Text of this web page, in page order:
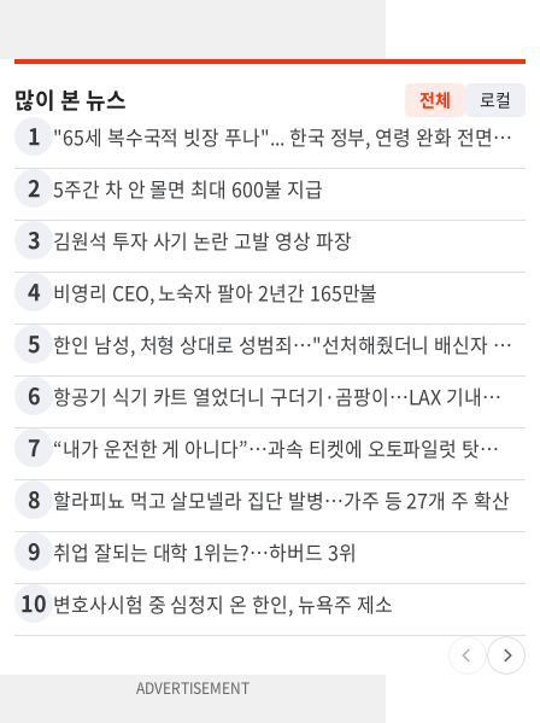
많이 본 뉴스 전체 로컬
1 "65세 복수국적 빗장 푸나"... 한국 정부, 연령 완화 전면 추진
2 5주간 차 안 몰면 최대 600불 지급
3 김원석 투자 사기 논란 고발 영상 파장
4 비영리 CEO, 노숙자 팔아 2년간 165만불
5 한인 남성, 처형 상대로 성범죄…"선처해줬더니 배신자 취급"
6 항공기 식기 카트 열었더니 구더기·곰팡이…LAX 기내식 업체 논란
7 “내가 운전한 게 아니다”…과속 티켓에 오토파일럿 탓한 운전자
8 할라피뇨 먹고 살모넬라 집단 발병…가주 등 27개 주 확산
9 취업 잘되는 대학 1위는?…하버드 3위
10 변호사시험 중 심정지 온 한인, 뉴욕주 제소